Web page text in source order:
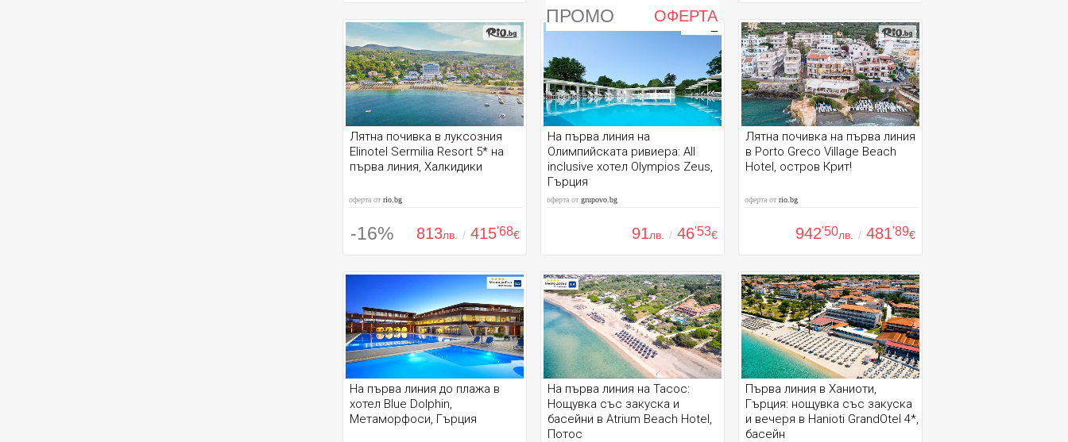
ПРОМО ОФЕРТА
Лятна почивка в луксозния
Elinotel Sermilia Resort 5* на
първа линия, Халкидики
оферта от rio.bg
-16% 813лв. / 415'68€
На първа линия на
Олимпийската ривиера: All
inclusive хотел Olympios Zeus,
Гърция
оферта от grupovo.bg
91лв. / 46'53€
Лятна почивка на първа линия
в Porto Greco Village Beach
Hotel, остров Крит!
оферта от rio.bg
942'50лв. / 481'89€
На първа линия до плажа в
хотел Blue Dolphin,
Метаморфоси, Гърция
На първа линия на Тасос:
Нощувка със закуска и
басейни в Atrium Beach Hotel,
Потос
Първа линия в Ханиоти,
Гърция: нощувка със закуска
и вечеря в Hanioti GrandOtel 4*,
басейн